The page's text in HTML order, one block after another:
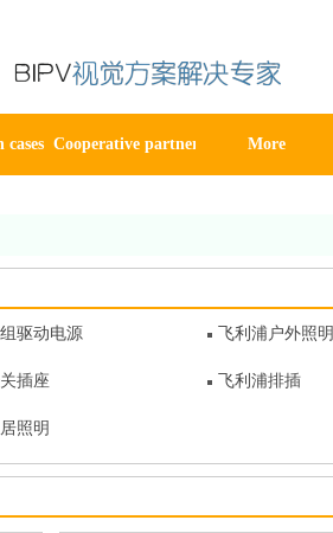
Cooperative partner More
驱动电源 飞利浦户外照明
插座 飞利浦排插
照明